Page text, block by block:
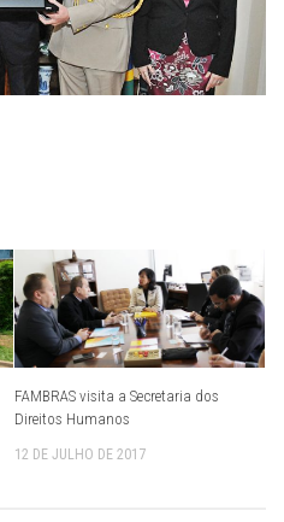
FAMBRAS visita a Secretaria dos
Direitos Humanos
12 DE JULHO DE 2017